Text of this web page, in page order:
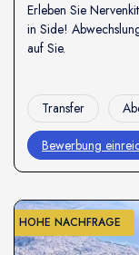
Erleben Sie
in Side!
auf Sie.
Transfer
Bewerbung
HOHE NACHFRAGE